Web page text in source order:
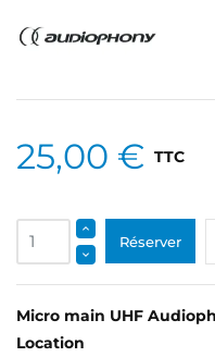
25,00 € TTC
Réserver
Micro main UHF
Location